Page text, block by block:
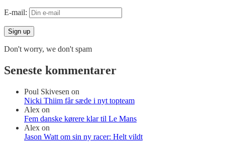
E-mail:
Don't worry, we don't spam
Seneste kommentarer
Poul Skivesen on
Nicki Thiim får sæde i nyt topteam
Alex on
Fem danske kørere klar til Le Mans
Alex on
Jason Watt om sin ny racer: Helt vildt